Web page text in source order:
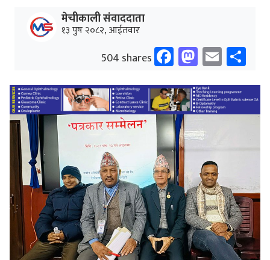
मेचीकाली संवाददाता
१३ पुष २०८२, आईतवार
504 shares Facebook
Email